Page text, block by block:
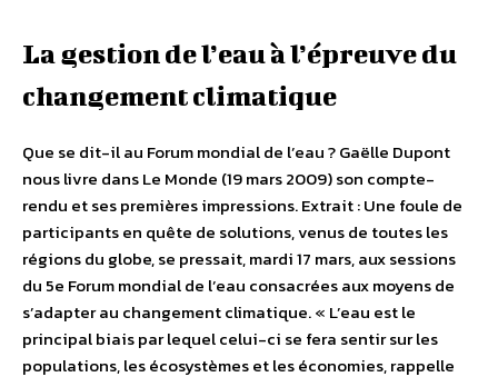
La gestion de l’eau à l’épreuve du
changement climatique
Que se dit-il au Forum mondial de l’eau ? Gaëlle Dupont
nous livre dans Le Monde (19 mars 2009) son compte-
rendu et ses premières impressions. Extrait : Une foule de
participants en quête de solutions, venus de toutes les
régions du globe, se pressait, mardi 17 mars, aux sessions
du 5e Forum mondial de l’eau consacrées aux moyens de
s’adapter au changement climatique. « L’eau est le
principal biais par lequel celui-ci se fera sentir sur les
populations, les écosystèmes et les économies, rappelle